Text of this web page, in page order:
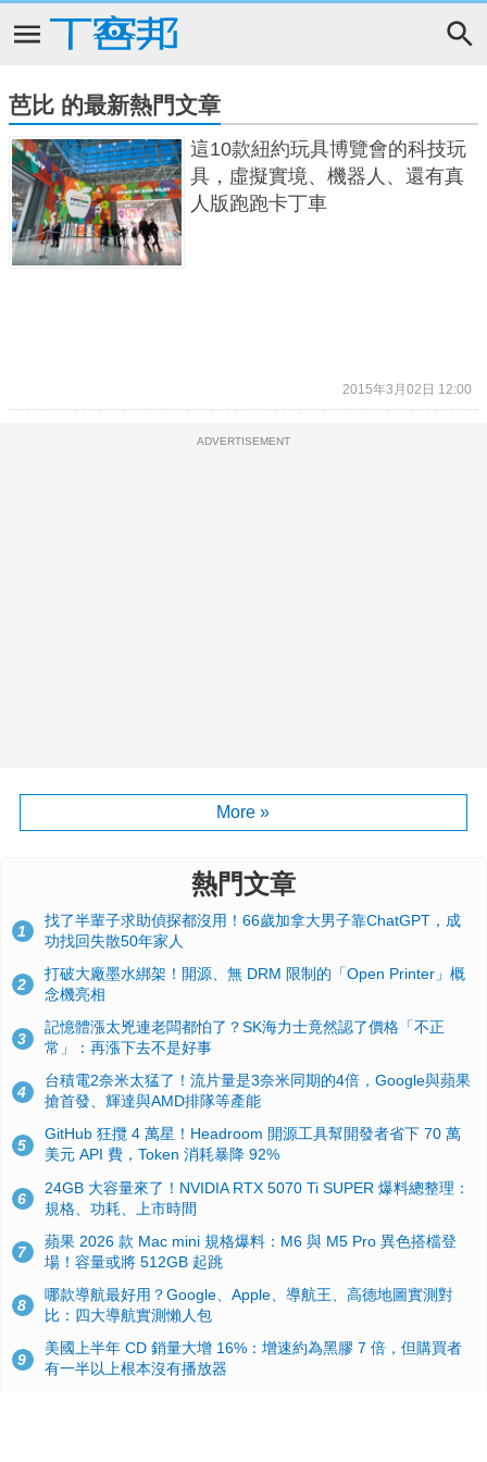
芭比 的最新熱門文章
這10款紐約玩具博覽會的科技玩
具，虛擬實境、機器人、還有真
人版跑跑卡丁車
2015年3月02日 12:00
ADVERTISEMENT
More »
熱門文章
1
找了半輩子求助偵探都沒用！66歲加拿大男子靠ChatGPT，成
功找回失散50年家人
2
打破大廠墨水綁架！開源、無 DRM 限制的「Open Printer」概
念機亮相
3
記憶體漲太兇連老闆都怕了？SK海力士竟然認了價格「不正
常」：再漲下去不是好事
4
台積電2奈米太猛了！流片量是3奈米同期的4倍，Google與蘋果
搶首發、輝達與AMD排隊等產能
5
GitHub 狂攬 4 萬星！Headroom 開源工具幫開發者省下 70 萬
美元 API 費，Token 消耗暴降 92%
6
24GB 大容量來了！NVIDIA RTX 5070 Ti SUPER 爆料總整理：
規格、功耗、上市時間
7
蘋果 2026 款 Mac mini 規格爆料：M6 與 M5 Pro 異色搭檔登
場！容量或將 512GB 起跳
8
哪款導航最好用？Google、Apple、導航王、高德地圖實測對
比：四大導航實測懶人包
9
美國上半年 CD 銷量大增 16%：增速約為黑膠 7 倍，但購買者
有一半以上根本沒有播放器